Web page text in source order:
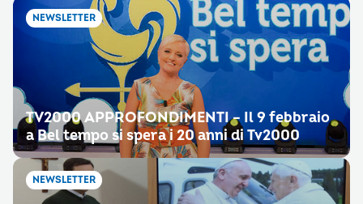
NEWSLETTER
TV2000 APPROFONDIMENTI – Il 9 febbraio
a Bel tempo si spera i 20 anni di Tv2000
NEWSLETTER